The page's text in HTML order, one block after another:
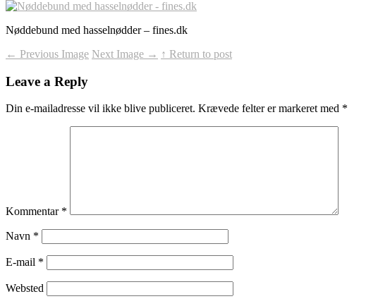
Nøddebund med hasselnødder – fines.dk
← Previous Image Next Image → ↑ Return to post
Leave a Reply
Din e-mailadresse vil ikke blive publiceret. Krævede felter er markeret med *
Kommentar *
Navn *
E-mail *
Websted